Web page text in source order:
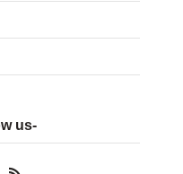
us-